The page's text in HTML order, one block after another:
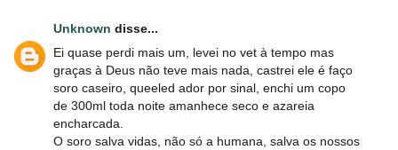
Unknown disse...
Ei quase perdi mais um, levei no vet à tempo mas
graças à Deus não teve mais nada, castrei ele é faço
soro caseiro, queeled ador por sinal, enchi um copo
de 300ml toda noite amanhece seco e azareia
encharcada.
O soro salva vidas, não só a humana, salva os nossos